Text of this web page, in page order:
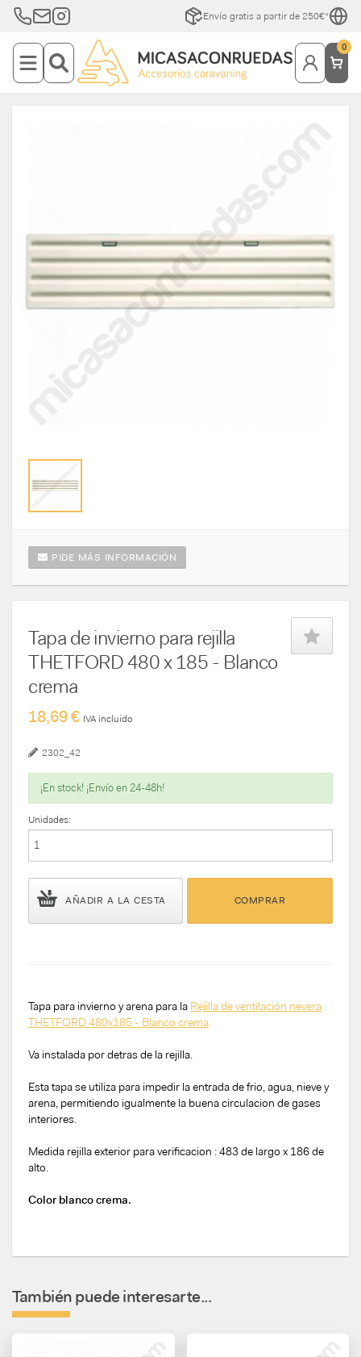
Envío gratis a partir de 250€*
0
PIDE MÁS INFORMACIÓN
Tapa de invierno para rejilla
THETFORD 480 x 185 - Blanco
crema
18,69 € IVA incluido
2302_42
¡En stock! ¡Envío en 24-48h!
Unidades:
AÑADIR A LA CESTA COMPRAR
Tapa para invierno y arena para la Rejilla de ventilación nevera
THETFORD 480x185 - Blanco crema
Va instalada por detras de la rejilla.
Esta tapa se utiliza para impedir la entrada de frio, agua, nieve y
arena, permitiendo igualmente la buena circulacion de gases
interiores.
Medida rejilla exterior para verificacion : 483 de largo x 186 de
alto.
Color blanco crema.
También puede interesarte...